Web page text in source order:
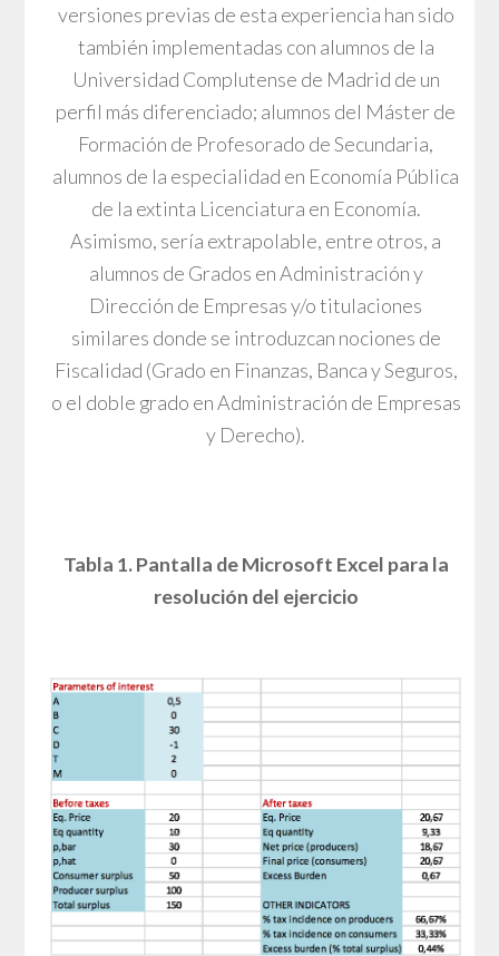
versiones previas de esta experiencia han sido
también implementadas con alumnos de la
Universidad Complutense de Madrid de un
perfil más diferenciado; alumnos del Máster de
Formación de Profesorado de Secundaria,
alumnos de la especialidad en Economía Pública
de la extinta Licenciatura en Economía.
Asimismo, sería extrapolable, entre otros, a
alumnos de Grados en Administración y
Dirección de Empresas y/o titulaciones
similares donde se introduzcan nociones de
Fiscalidad (Grado en Finanzas, Banca y Seguros,
o el doble grado en Administración de Empresas
y Derecho).
Tabla 1. Pantalla de Microsoft Excel para la
resolución del ejercicio